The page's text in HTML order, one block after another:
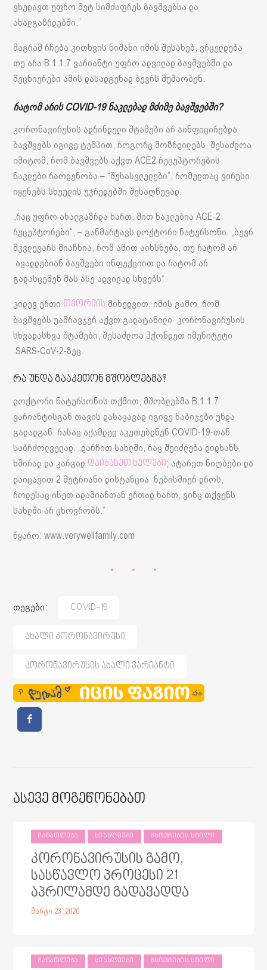
ვხედავთ უფრო მეტ სიმძაფრეს ბავშვებსა და
ახალგაზრდებში.”
მაგრამ რჩება კითხვის ნიშანი იმის შესახებ, ვრცელდება
თუ არა B.1.1.7 ვარიანტი უფრო ადვილად ბავშვებში და
მეცნიერები ამის დასადგენად ბევრს მუშაობენ.
რატომ არის COVID-19 ნაკლებად მძიმე ბავშვებში?
კორონავირუსის ადრინდელი შტამები არ აინფიცირებდა
ბავშვებს იგივე ტემპით, როგორც მოზრდილებს, შესაძლოა
იმიტომ, რომ ბავშვებს აქვთ ACE2 რეცეპტორების
ნაკლები რაოდენობა – “შესასვლელები”, რომელთაც ვირუსი
იყენებს სხეულის უჯრედებში შესაღწევად.
„რაც უფრო ახალგაზრდა ხართ, მით ნაკლებია ACE-2
რეცეპტორები“, – განმარტავს დოქტორი ნატერსონი. „ბევრ
მკვლევარს მიაჩნია, რომ ამით აიხსნება, თუ რატომ არ
ავადდებიან ბავშვები ინფექციით და რატომ არ
გადასცემენ მას ასე ადვილად სხვებს“.
კიდევ ერთი თეორიის მიხედვით, იმის გამო, რომ
ბავშვებს უამრავჯერ აქვთ გადატანილი კორონავირუსის
სხვადასხვა შტამები, შესაძლოა ჰქონდეთ იმუნიტეტი
SARS-CoV-2-ზეც.
რა უნდა გააკეთონ მშობლებმა?
დოქტორი ნატერსონის თქმით, მშობლებმა B.1.1.7
ვარიანტისგან თავის დასაცავად იგივე ნაბიჯები უნდა
გადადგან, რასაც აქამდეც აკეთებდნენ COVID-19-თან
საბრძოლველად: „დარჩით სახლში, რაც შეიძლება დიდხანს;
ხშირად და კარგად დაიბანეთ ხელები; ატარეთ ნიღბები და
დაიცავით 2 მეტრიანი დისტანცია ნებისმიერ დროს,
როდესაც ისეთ ადამიანთან ერთად ხართ, ვინც თქვენს
სახლში არ ცხოვრობს.“
წყარო: www.verywellfamily.com
თეგები: COVID-19
Ახალი Კორონავირუსი
Კორონავირუსის Ახალი Ვარიანტი
Ასევე Მოგეწონებათ
ᲒᲐᲜᲐᲗᲚᲔᲑᲐ ᲡᲘᲐᲮᲚᲔᲔᲑᲘ ᲪᲮᲝᲕᲠᲔᲑᲘᲡ ᲡᲢᲘᲚᲘ
კორონავირუსის გამო,
სასწავლო პროცესი 21
აპრილამდე გადავადდა
მარტი 23, 2020
ᲒᲐᲜᲐᲗᲚᲔᲑᲐ ᲡᲘᲐᲮᲚᲔᲔᲑᲘ ᲪᲮᲝᲕᲠᲔᲑᲘᲡ ᲡᲢᲘᲚᲘ